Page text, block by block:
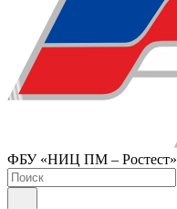
ФБУ «НИЦ ПМ – Ростест»